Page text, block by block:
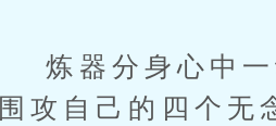
炼器分身心中一
围攻自己的四个无